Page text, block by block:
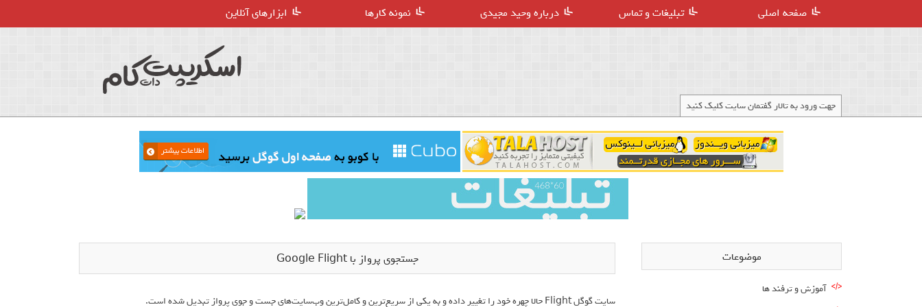
صفحه اصلی تبلیغات و تماس درباره وحید مجیدی نمونه کارها ابزارهای آنلاین
جهت ورود به تالار گفتمان سایت کلیک کنید
جستجوی پرواز با Google Flight
سایت گوگل Flight حالا چهره خود را تغییر داده و به یکی از سریع‌ترین و کامل‌ترین وب‌سایت‌های جست و جوی پرواز تبدیل شده است.
موضوعات
آموزش و ترفند ها